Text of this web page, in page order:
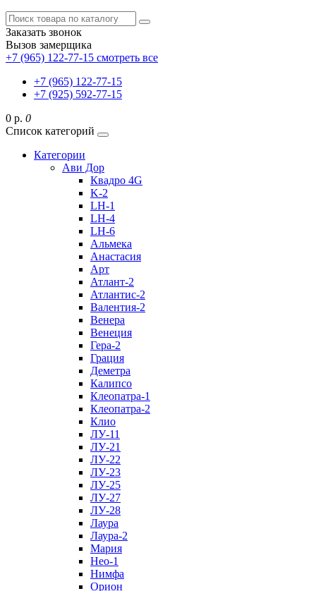
Заказать звонок
Вызов замерщика
+7 (965) 122-77-15 смотреть все
+7 (965) 122-77-15
+7 (925) 592-77-15
0 р. 0
Список категорий
Категории
Ави Дор
Квадро 4G
K-2
LH-1
LH-4
LH-6
Альмека
Анастасия
Арт
Атлант-2
Атлантис-2
Валентия-2
Венера
Венеция
Гера-2
Грация
Деметра
Калипсо
Клеопатра-1
Клеопатра-2
Клио
ЛУ-11
ЛУ-21
ЛУ-22
ЛУ-23
ЛУ-25
ЛУ-27
ЛУ-28
Лаура
Лаура-2
Мария
Нео-1
Нимфа
Орион